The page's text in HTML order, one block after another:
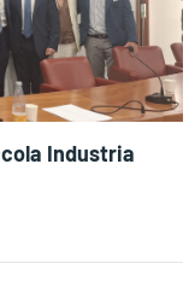
Industria